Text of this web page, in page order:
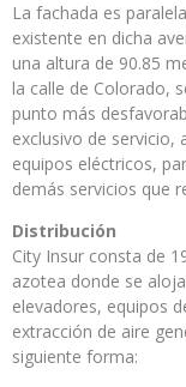
La fachada es
existente en dicha
una altura de 90.85
la calle de Colorado,
punto más
exclusivo de servicio,
equipos eléctricos,
demás servicios que
Distribución
City Insur consta de
azotea donde se
elevadores, equipos
extracción de aire
siguiente forma: